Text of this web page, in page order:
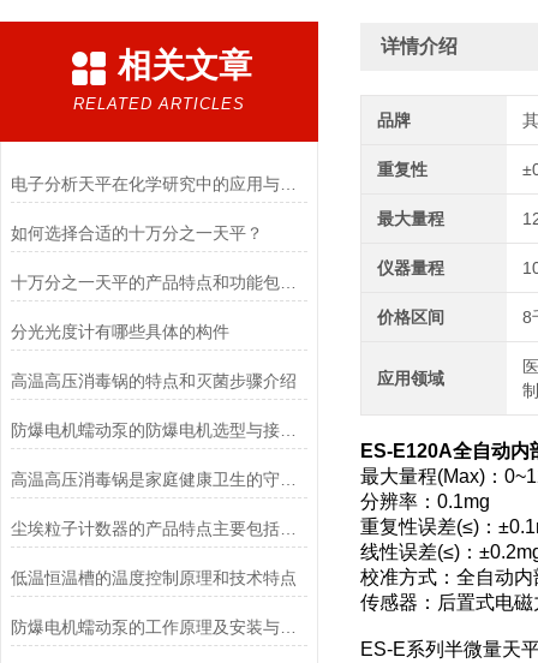
相关文章
RELATED ARTICLES
电子分析天平在化学研究中的应用与优势说明
如何选择合适的十万分之一天平？
十万分之一天平的产品特点和功能包括哪些
分光光度计有哪些具体的构件
高温高压消毒锅的特点和灭菌步骤介绍
防爆电机蠕动泵的防爆电机选型与接线要求
尘埃粒子计数器的产品特点主要包括哪些？
低温恒温槽的温度控制原理和技术特点
防爆电机蠕动泵的工作原理及安装与配管
详情介绍
品牌
重复性
最大量程
仪器量程
价格区间 8
应用领域
ES-E120A全自动内
最大量程(Max)：
分辨率：0.1mg
重复性误差(≤)：
线性误差(≤)：
校准方式：全自动
传感器：后置式电磁
ES-E系列半微量天